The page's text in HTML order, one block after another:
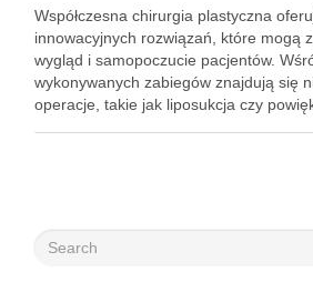
Współczesna chirurgia plastyczna
innowacyjnych rozwiązań, które mogą
wygląd i samopoczucie pacjentów.
wykonywanych zabiegów znajdują się
operacje, takie jak liposukcja czy